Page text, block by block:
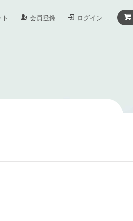
会員登録 ログイン